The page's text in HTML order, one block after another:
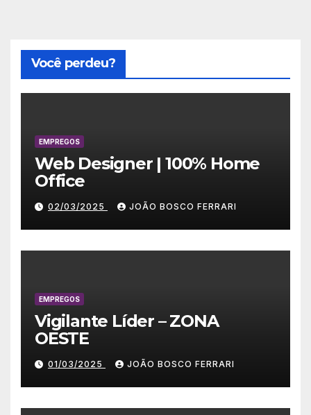
Você perdeu?
EMPREGOS
Web Designer | 100% Home
Office
02/03/2025 JOÃO BOSCO FERRARI
EMPREGOS
Vigilante Líder – ZONA
OESTE
01/03/2025 JOÃO BOSCO FERRARI